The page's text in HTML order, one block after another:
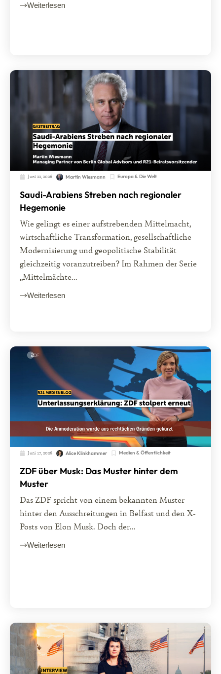
Weiterlesen
Juni 22, 2026 Martin Wiesmann Europa & Die Welt
Saudi-Arabiens Streben nach regionaler
Hegemonie
Wie gelingt es einer aufstrebenden Mittelmacht,
wirtschaftliche Transformation, gesellschaftliche
Modernisierung und geopolitische Stabilität
gleichzeitig voranzutreiben? Im Rahmen der Serie
„Mittelmächte...
Weiterlesen
Juni 17, 2026 Alice Klinkhammer Medien & Öffentlichkeit
ZDF über Musk: Das Muster hinter dem
Muster
Das ZDF spricht von einem bekannten Muster
hinter den Ausschreitungen in Belfast und den X-
Posts von Elon Musk. Doch der...
Weiterlesen